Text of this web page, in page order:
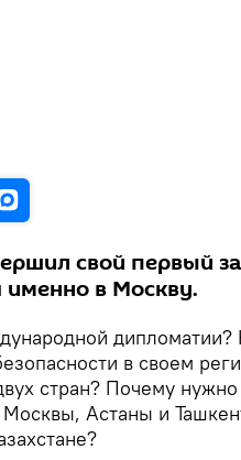
свой первый
именно в Москву.
дипломатии?
в своем
стран? Почему нужно
Астаны и